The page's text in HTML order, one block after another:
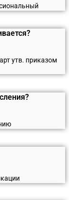
утв. приказом